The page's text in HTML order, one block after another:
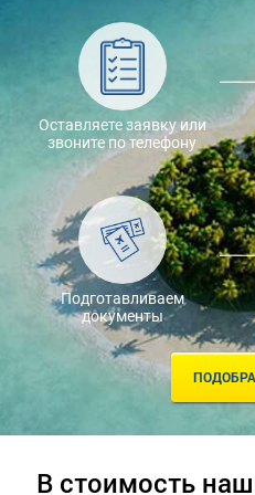
Оставляете заявку или
звоните по телефону
Подготавливаем
документы
В стоимость